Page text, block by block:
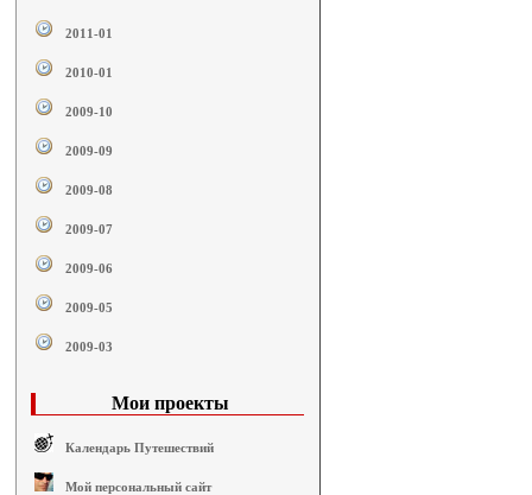
2011-01
2010-01
2009-10
2009-09
2009-08
2009-07
2009-06
2009-05
2009-03
Мои проекты
Календарь Путешествий
Мой персональный сайт